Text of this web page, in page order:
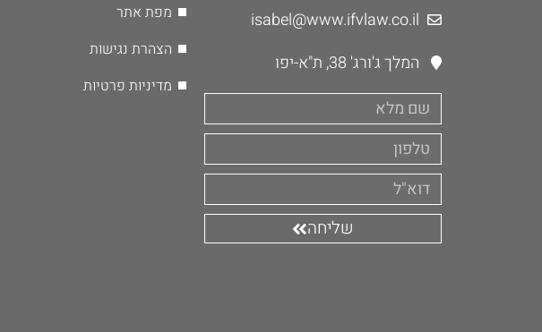
isabel@www.ifvlaw.co.il
המלך ג'ורג' 38, ת"א-יפו
שליחה
מפת אתר
הצהרת נגישות
מדיניות פרטיות